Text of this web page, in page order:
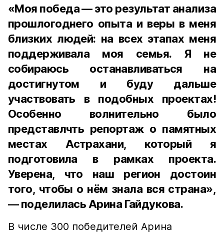
«Моя победа — это результат анализа
прошлогоднего опыта и веры в меня
близких людей: на всех этапах меня
поддерживала моя семья. Я не
собираюсь останавливаться на
достигнутом и буду дальше
участвовать в подобных проектах!
Особенно волнительно было
представлчть репортаж о памятных
местах Астрахани, который я
подготовила в рамках проекта.
Уверена, что наш регион достоин
того, чтобы о нём знала вся страна»,
— поделилась Арина Гайдукова.
В числе 300 победителей Арина